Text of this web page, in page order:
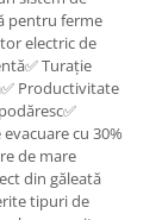
pentru ferme
electric de
Turație
Productivitate
cu 30%
de mare
din găleată
tipuri de